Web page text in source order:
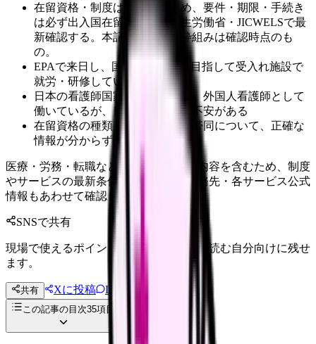
在留資格・制度は流動的なため、要件・期限・手続き
は必ず出入国在留管理庁・厚生労働省・JICWELSで最
新確認する。本記事の数値・枠組みは確認時点のも
の。
EPAで来日し、国家試験合格を目指して受入れ施設で
就労・研修している
日本の看護師国家試験に合格し、外国人看護師として
働いているが、日本語や在留に不安がある
在留資格の種類・更新・家族の帯同について、正確な
情報が分からず不安
医療・労務・転職など判断に影響する内容を含むため、制度
やサービスの最新条件は公的機関・勤務先・各サービス公式
情報もあわせて確認してください。
SNSで共有
現場で使えるポイントを、同僚やあとで読む自分向けに残せ
ます。
共有 Xに投稿 LINE
投稿文コピー
この記事の目次35項目